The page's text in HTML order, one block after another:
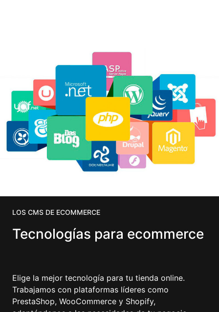
LOS CMS DE ECOMMERCE
Tecnologías para ecommerce
Elige la mejor tecnología para tu tienda online.
Trabajamos con plataformas líderes como
PrestaShop, WooCommerce y Shopify,